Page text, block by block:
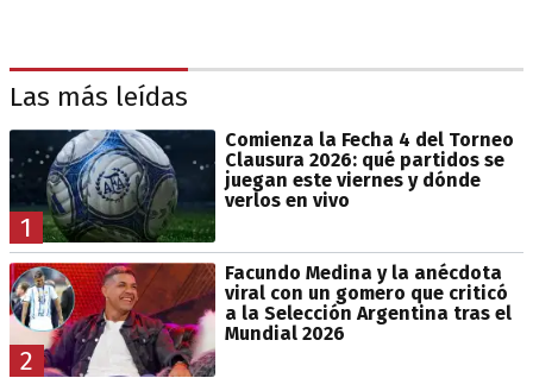
Las más leídas
1
Comienza la Fecha 4 del Torneo
Clausura 2026: qué partidos se
juegan este viernes y dónde
verlos en vivo
2
Facundo Medina y la anécdota
viral con un gomero que criticó
a la Selección Argentina tras el
Mundial 2026